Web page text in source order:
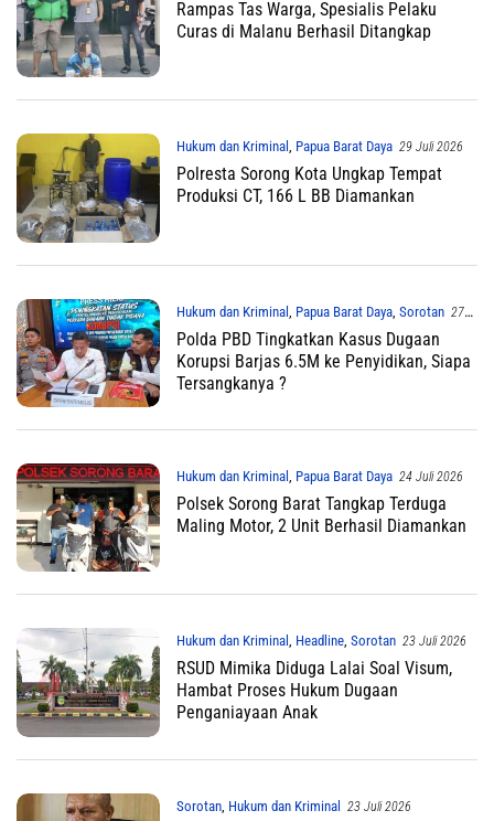
Rampas Tas Warga, Spesialis Pelaku
Curas di Malanu Berhasil Ditangkap
Hukum dan Kriminal , Papua Barat Daya 29 Juli 2026
Polresta Sorong Kota Ungkap Tempat
Produksi CT, 166 L BB Diamankan
Hukum dan Kriminal Papua Barat Daya, Sorotan 27
Juli 2026
Polda PBD Tingkatkan Kasus Dugaan
Korupsi Barjas 6.5M ke Penyidikan, Siapa
Tersangkanya ?
Hukum dan Kriminal , Papua Barat Daya 24 Juli 2026
Polsek Sorong Barat Tangkap Terduga
Maling Motor, 2 Unit Berhasil Diamankan
Hukum dan Kriminal , Headline, Sorotan 23 Juli 2026
RSUD Mimika Diduga Lalai Soal Visum,
Hambat Proses Hukum Dugaan
Penganiayaan Anak
Sorotan, Hukum dan Kriminal 23 Juli 2026